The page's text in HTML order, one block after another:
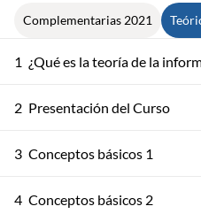
Complementarias 2021
1 ¿Qué es la teoría de la
2 Presentación del Curso
3 Conceptos básicos 1
4 Conceptos básicos 2